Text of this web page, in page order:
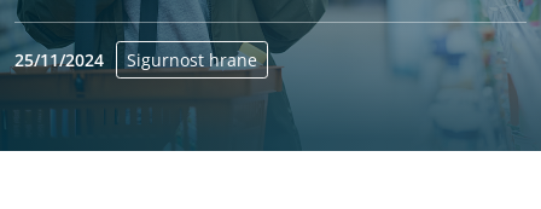
25/11/2024 Sigurnost hrane